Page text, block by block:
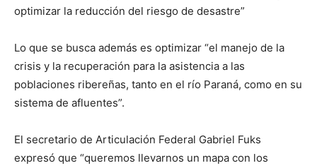
optimizar la reducción del riesgo de desastre”
Lo que se busca además es optimizar “el manejo de la
crisis y la recuperación para la asistencia a las
poblaciones ribereñas, tanto en el río Paraná, como en su
sistema de afluentes”.
El secretario de Articulación Federal Gabriel Fuks
expresó que “queremos llevarnos un mapa con los